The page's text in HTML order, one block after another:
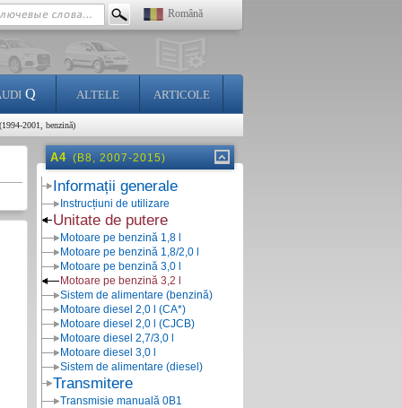
Română
Q ALTELE ARTICOLE
(1994-2001, benzină)
A4 (B8, 2007-2015)
Informații generale
Instrucțiuni de utilizare
Unitate de putere
Motoare pe benzină 1,8 l
Motoare pe benzină 1,8/2,0 l
Motoare pe benzină 3,0 l
Motoare pe benzină 3,2 l
Sistem de alimentare (benzină)
Motoare diesel 2,0 l (CA*)
Motoare diesel 2,0 l (CJCB)
Motoare diesel 2,7/3,0 l
Motoare diesel 3,0 l
Sistem de alimentare (diesel)
Transmitere
Transmisie manuală 0B1